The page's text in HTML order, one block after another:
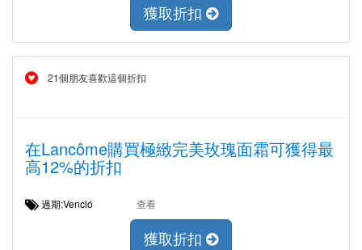
獲取折扣
21個朋友喜歡這個折扣
在Lancôme購買極緻完美玫瑰面霜可獲得最
高12%的折扣
過期:Venció 查看
獲取折扣